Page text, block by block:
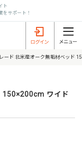
ト
をサポート！
レード 北米産オーク無垢材ベッド
150×200cm ワイド